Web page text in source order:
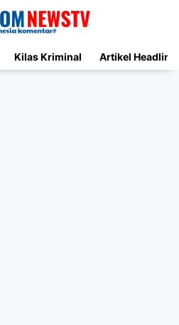
Kilas Kriminal Artikel Headline